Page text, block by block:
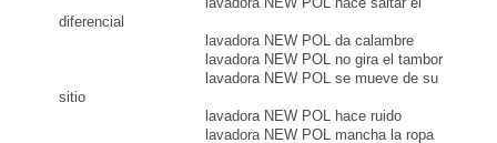
diferencial
lavadora NEW POL da calambre
lavadora NEW POL no gira el tambor
lavadora NEW POL se mueve de su
sitio
lavadora NEW POL hace ruido
lavadora NEW POL mancha la ropa